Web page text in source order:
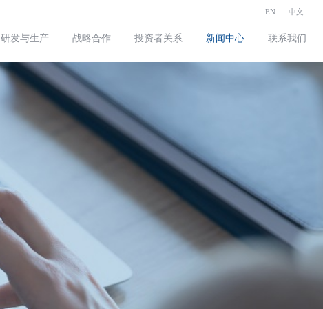
EN 中文
研发与生产 战略合作 投资者关系 新闻中心 联系我们